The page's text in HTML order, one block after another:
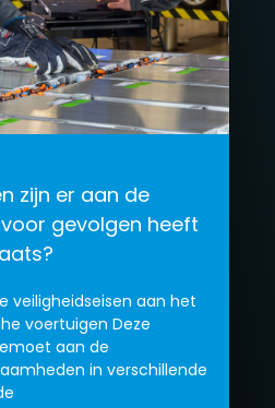
zijn er aan de
voor gevolgen heeft
veiligheidseisen aan het
voertuigen Deze
aan de
in verschillende